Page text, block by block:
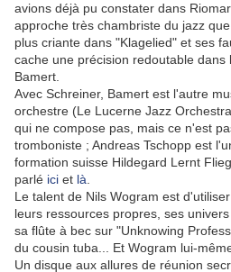
avions déjà pu constater dans
approche très chambriste du jazz
plus criante dans "Klagelied" et ses
cache une précision redoutable dans
Bamert.
Avec Schreiner, Bamert est l'autre
orchestre (Le Lucerne Jazz
qui ne compose pas, mais ce n'est
tromboniste ; Andreas Tschopp est
formation suisse Hildegard Lernt
parlé ici et là
Le talent de Nils Wogram est
leurs ressources propres, ses
sa flûte à bec sur "Unknowing
du cousin tuba... Et Wogram lui-
Un disque aux allures de réunion